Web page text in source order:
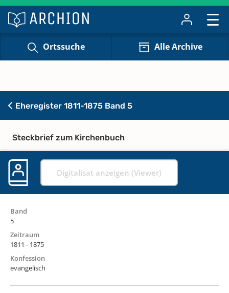
Ortssuche Alle Archive
Eheregister 1811-1875 Band 5
Steckbrief zum Kirchenbuch
Digitalisat anzeigen (Viewer)
Band
5
Zeitraum
1811 - 1875
Konfession
evangelisch